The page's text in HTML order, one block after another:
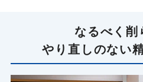
ー
ジ
なるべく削
やり直しのない